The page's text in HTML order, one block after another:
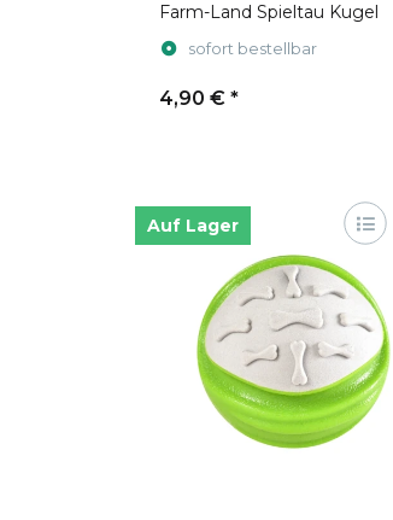
Farm-Land Spieltau Kugel
sofort bestellbar
4,90 € *
Auf Lager